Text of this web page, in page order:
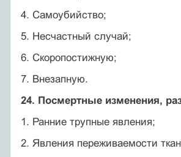
4. Самоубийство;
5. Несчастный случай;
6. Скоропостижную;
7. Внезапную.
24. Посмертные изменения,
1. Ранние трупные явления;
2. Явления переживаемости